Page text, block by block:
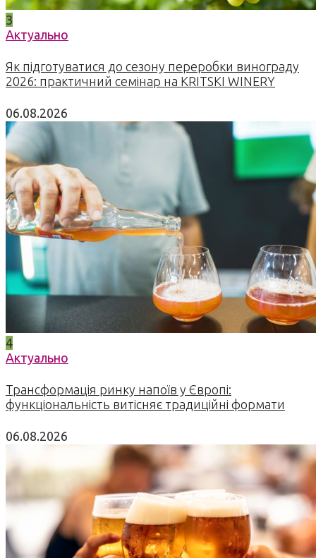
3
Актуально
Як підготуватися до сезону переробки винограду
2026: практичний семінар на KRITSKI WINERY
06.08.2026
4
Актуально
Трансформація ринку напоїв у Європі:
функціональність витісняє традиційні формати
06.08.2026